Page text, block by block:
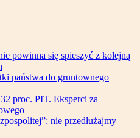
powinna się spieszyć z kolejną
państwa do gruntownego
proc. PIT. Eksperci za
nie przedłużajmy